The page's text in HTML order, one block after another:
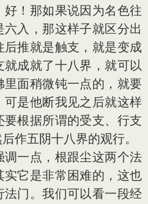
！那如果说因为名色往
入，那这样子就区分出
推就是触支，就是变成
成就了十八界，就可以
面稍微钝一点的，就要
是他断我见之后就这样
根据所谓的受支、行支
作五阴十八界的观行。
一点，根跟尘这两个法
它是非常困难的，这也
门。我们可以看一段经